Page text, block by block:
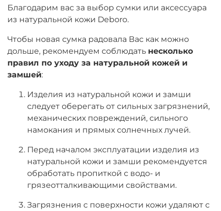
Благодарим вас за выбор сумки или аксессуара
из натуральной кожи Deboro.
Чтобы новая сумка радовала Вас как можно
дольше, рекомендуем соблюдать несколько
правил по уходу за натуральной кожей и
замшей:
Изделия из натуральной кожи и замши
следует оберегать от сильных загрязнений,
механических повреждений, сильного
намокания и прямых солнечных лучей.
Перед началом эксплуатации изделия из
натуральной кожи и замши рекомендуется
обработать пропиткой с водо- и
грязеотталкивающими свойствами.
Загрязнения с поверхности кожи удаляют с